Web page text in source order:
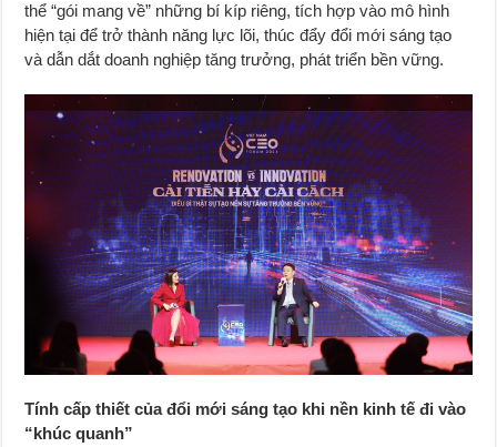
thể “gói mang về” những bí kíp riêng, tích hợp vào mô hình
hiện tại để trở thành năng lực lõi, thúc đẩy đổi mới sáng tạo
và dẫn dắt doanh nghiệp tăng trưởng, phát triển bền vững.
Tính cấp thiết của đổi mới sáng tạo khi nền kinh tế đi vào
“khúc quanh”